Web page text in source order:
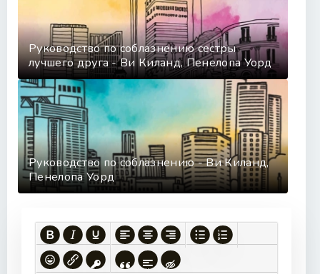
Руководство по соблазнению сестры
лучшего друга - Ви Киланд, Пенелопа Уорд
Руководство по соблазнению - Ви Киланд,
Пенелопа Уорд